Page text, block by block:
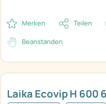
Laika Ecovip H 600
Merken Teilen
Beanstanden